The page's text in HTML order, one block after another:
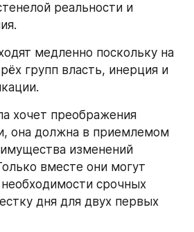
реальности и
медленно поскольку на
групп власть, инерция и
хочет преображения
она должна в приемлемом
изменений
вместе они могут
срочных
дня для двух первых